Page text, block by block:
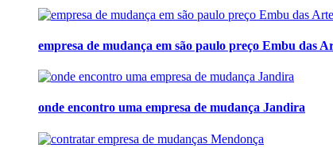
empresa de mudança em são paulo preço Embu das
onde encontro uma empresa de mudança Jandira